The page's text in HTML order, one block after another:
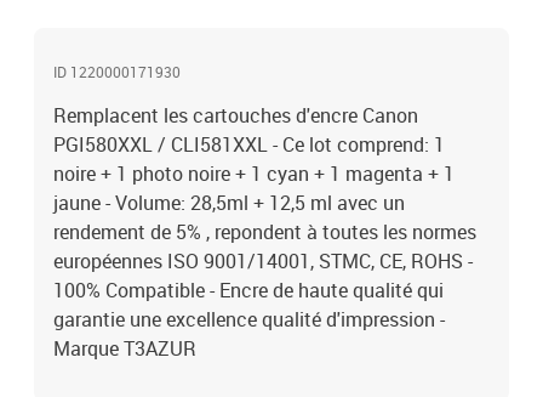
ID 1220000171930
Remplacent les cartouches d'encre Canon
PGI580XXL / CLI581XXL - Ce lot comprend: 1
noire + 1 photo noire + 1 cyan + 1 magenta + 1
jaune - Volume: 28,5ml + 12,5 ml avec un
rendement de 5% , repondent à toutes les normes
européennes ISO 9001/14001, STMC, CE, ROHS -
100% Compatible - Encre de haute qualité qui
garantie une excellence qualité d'impression -
Marque T3AZUR